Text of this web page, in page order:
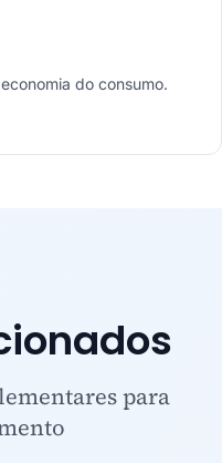
do consumo.
para